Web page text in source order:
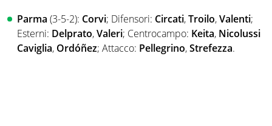
Parma (3-5-2): Corvi; Difensori: Circati,Troilo,Valenti;
Esterni: Delprato,Valeri; Centrocampo: Keita, Nicolussi
Caviglia, Ordóñez; Attacco: Pellegrino,Strefezza.